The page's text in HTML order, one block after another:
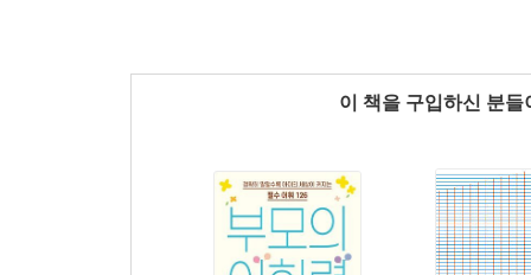
이 책을 구입하신 분